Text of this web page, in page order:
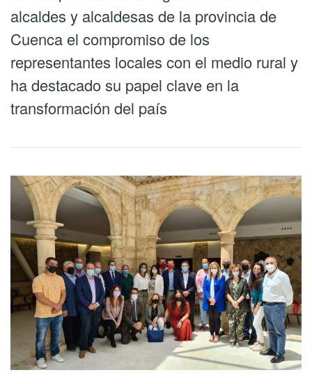
alcaldes y alcaldesas de la provincia de
Cuenca el compromiso de los
representantes locales con el medio rural y
ha destacado su papel clave en la
transformación del país